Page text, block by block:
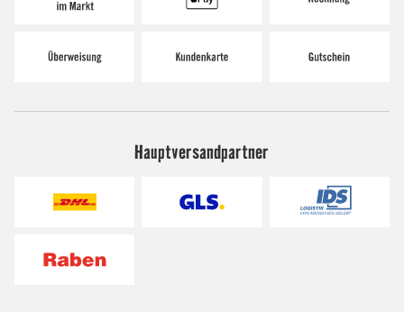
Hauptversandpartner